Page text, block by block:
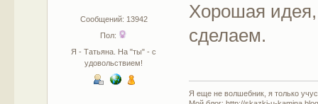
Сообщений: 13942
Пол:
Я - Татьяна. На "ты" - с
удовольствием!
Хорошая
сделаем.
Я еще не волшебник, я только